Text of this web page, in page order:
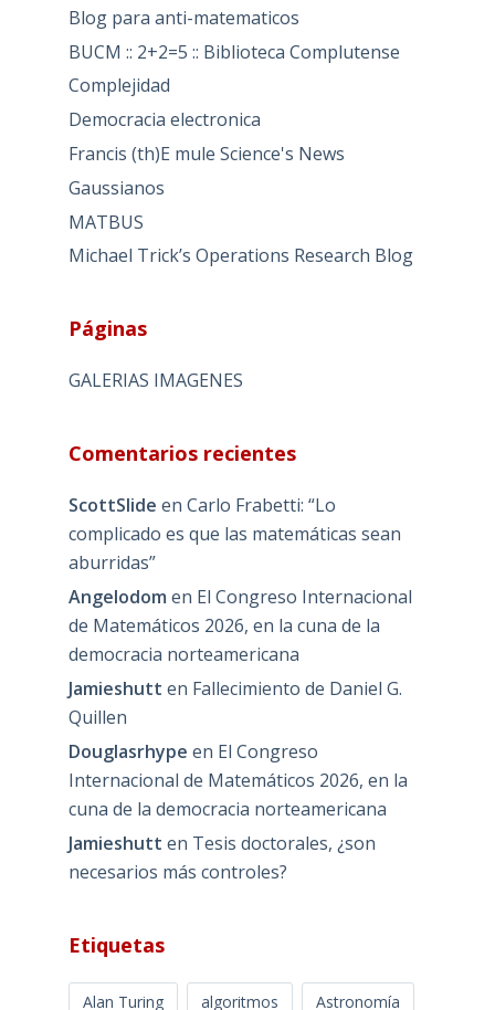
Blog para anti-matematicos
BUCM :: 2+2=5 :: Biblioteca Complutense
Complejidad
Democracia electronica
Francis (th)E mule Science's News
Gaussianos
MATBUS
Michael Trick’s Operations Research Blog
Páginas
GALERIAS IMAGENES
Comentarios recientes
ScottSlide en Carlo Frabetti: “Lo
complicado es que las matemáticas sean
aburridas”
Angelodom en El Congreso Internacional
de Matemáticos 2026, en la cuna de la
democracia norteamericana
Jamieshutt en Fallecimiento de Daniel G.
Quillen
Douglasrhype en El Congreso
Internacional de Matemáticos 2026, en la
cuna de la democracia norteamericana
Jamieshutt en Tesis doctorales, ¿son
necesarios más controles?
Etiquetas
Alan Turing algoritmos Astronomía